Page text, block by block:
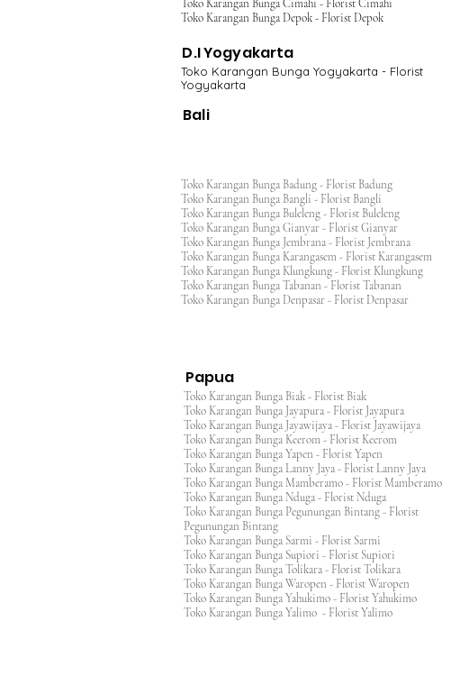
Toko Karangan Bunga Cimahi - Florist Cimahi
Toko Karangan Bunga Depok - Florist Depok
D.I Yogyakarta
Toko Karangan Bunga Yogyakarta - Florist
Yogyakarta
Bali
Toko Karangan Bunga Badung - Florist Badung
Toko Karangan Bunga Bangli - Florist Bangli
Toko Karangan Bunga Buleleng - Florist Buleleng
Toko Karangan Bunga Gianyar - Florist Gianyar
Toko Karangan Bunga Jembrana - Florist Jembrana
Toko Karangan Bunga Karangasem - Florist Karangasem
Toko Karangan Bunga Klungkung - Florist Klungkung
Toko Karangan Bunga Tabanan - Florist Tabanan
Toko Karangan Bunga Denpasar - Florist Denpasar
Papua
Toko Karangan Bunga Biak - Florist Biak
Toko Karangan Bunga Jayapura - Florist Jayapura
Toko Karangan Bunga Jayawijaya - Florist Jayawijaya
Toko Karangan Bunga Keerom - Florist Keerom
Toko Karangan Bunga Yapen - Florist Yapen
Toko Karangan Bunga Lanny Jaya - Florist Lanny Jaya
Toko Karangan Bunga Mamberamo - Florist Mamberamo
Toko Karangan Bunga Nduga - Florist Nduga
Toko Karangan Bunga Pegunungan Bintang - Florist
Pegunungan Bintang
Toko Karangan Bunga Sarmi - Florist Sarmi
Toko Karangan Bunga Supiori - Florist Supiori
Toko Karangan Bunga Tolikara - Florist Tolikara
Toko Karangan Bunga Waropen - Florist Waropen
Toko Karangan Bunga Yahukimo - Florist Yahukimo
Toko Karangan Bunga Yalimo - Florist Yalimo